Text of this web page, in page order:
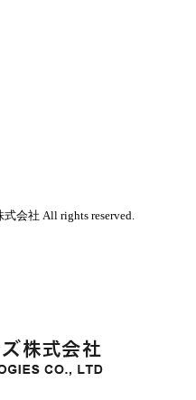
会社 All rights reserved.